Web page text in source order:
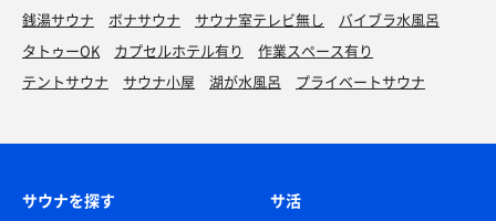
銭湯サウナ
ボナサウナ サウナ室テレビ無し
バイブラ水風呂
タトゥーOK
カプセルホテル有り
作業スペース有り
テントサウナ
サウナ小屋 湖が水風呂 プライベートサウナ
サウナを探す サ活